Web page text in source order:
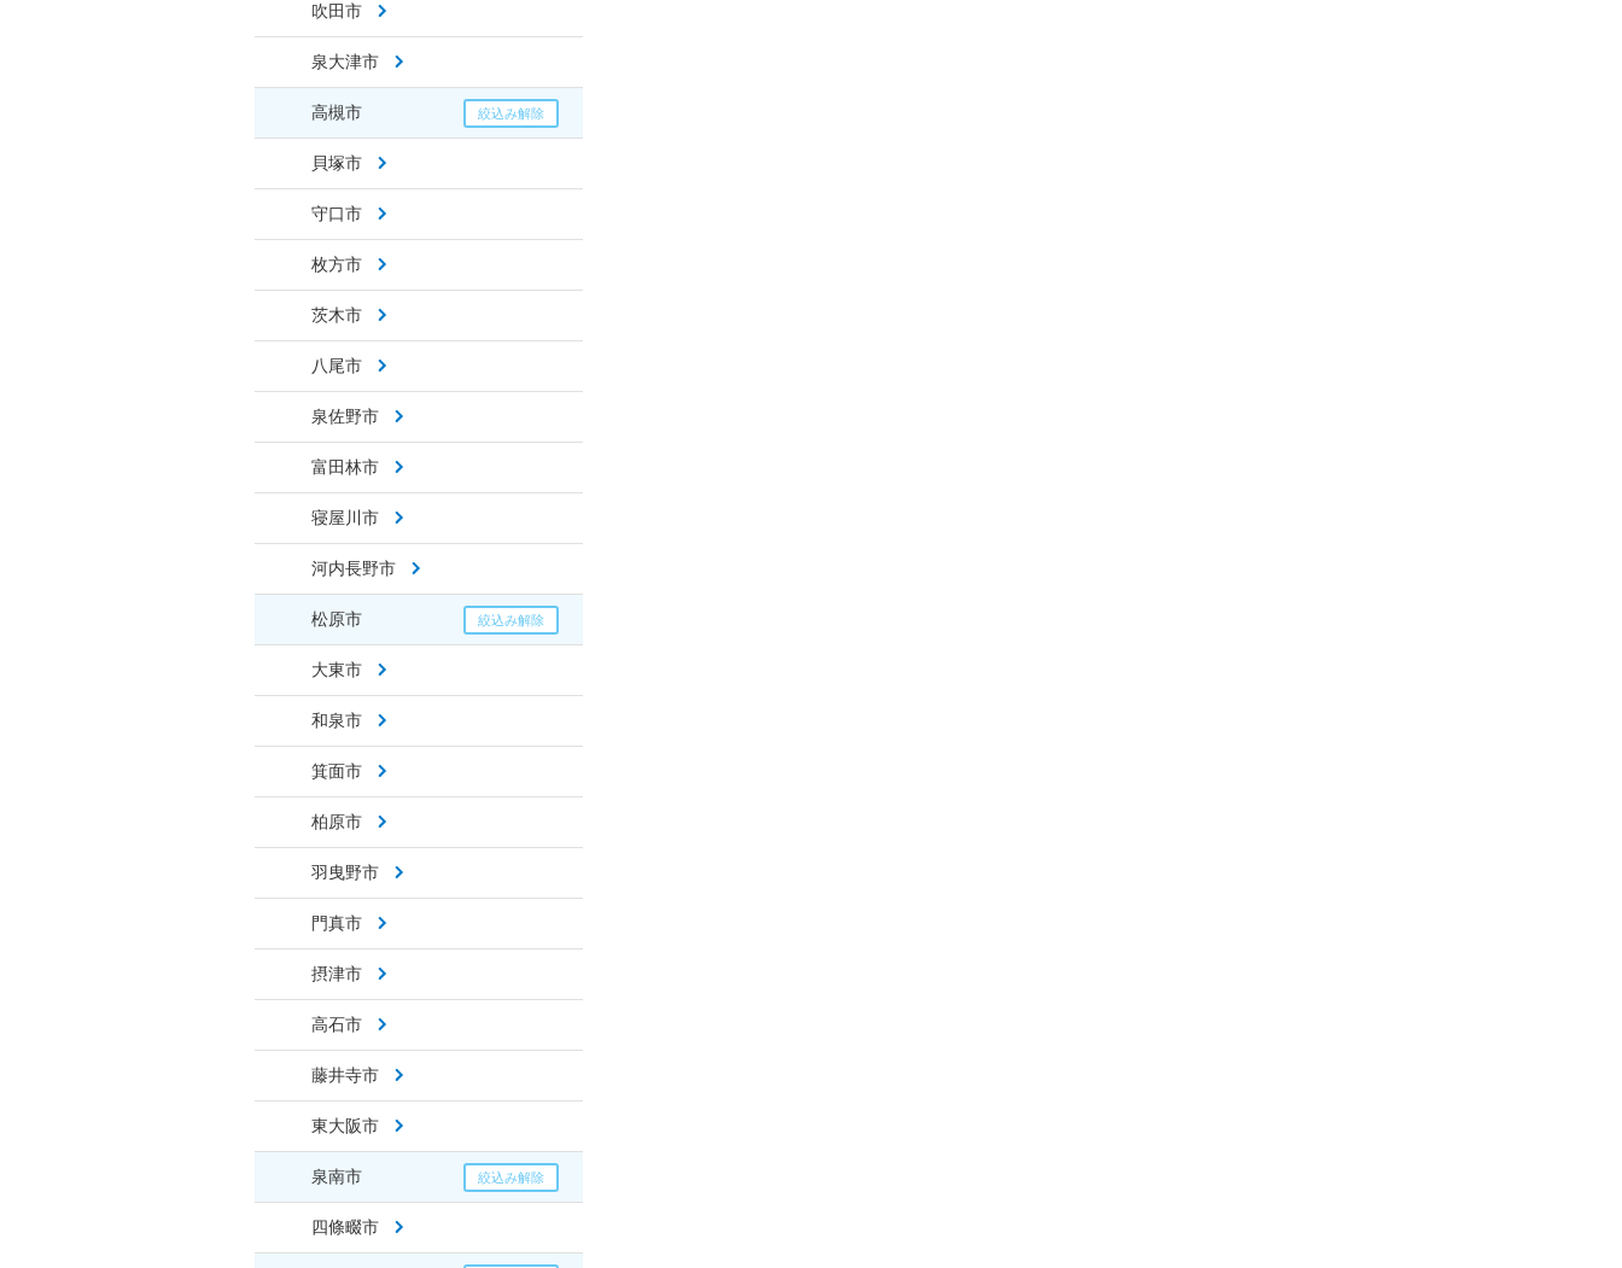
吹田市
泉大津市
高槻市
貝塚市
守口市
枚方市
茨木市
八尾市
泉佐野市
富田林市
寝屋川市
河内長野市
松原市
大東市
和泉市
箕面市
柏原市
羽曳野市
門真市
摂津市
高石市
藤井寺市
東大阪市
泉南市
四條畷市